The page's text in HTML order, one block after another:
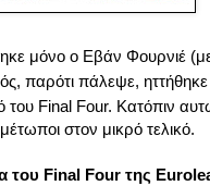
μόνο ο Εβάν Φουρνιέ
παρότι πάλεψε,
του Final Four. Κατόπιν
στον μικρό τελικό.
του Final Four της